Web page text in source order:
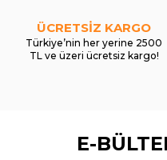
ÜCRETSİZ KARGO
Türkiye’nin her yerine 2500
TL ve üzeri ücretsiz kargo!
E-